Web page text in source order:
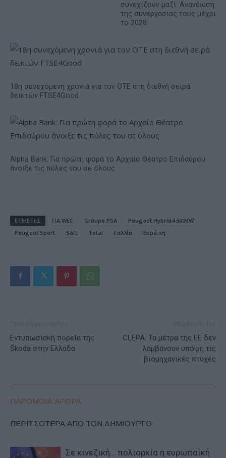
συνεχίζουν μαζί: Ανανέωση
της συνεργασίας τους μέχρι
το 2028
18η συνεχόμενη χρονιά για τον ΟΤΕ στη διεθνή σειρά
δεικτών FTSE4Good
Alpha Bank: Για πρώτη φορά το Αρχαίο Θέατρο Επιδαύρου
άνοιξε τις πύλες του σε όλους
ΕΤΙΚΕΤΕΣ FIA WEC Groupe PSA
Peugeot Hybrid4 500KW
Peugeot Sport
Saft Total Γαλλία Ευρώπη
Εντυπωσιακή πορεία της
Škoda στην Ελλάδα
CLEPA: Τα μέτρα της ΕΕ δεν
λαμβάνουν υπόψη τις
βιομηχανικές πτυχές
ΠΑΡΟΜΟΙΑ ΑΡΘΡΑ
ΠΕΡΙΣΣΟΤΕΡΑ ΑΠΟ ΤΟΝ ΔΗΜΙΟΥΡΓΟ
Σε κινεζική… πολιορκία η ευρωπαϊκή